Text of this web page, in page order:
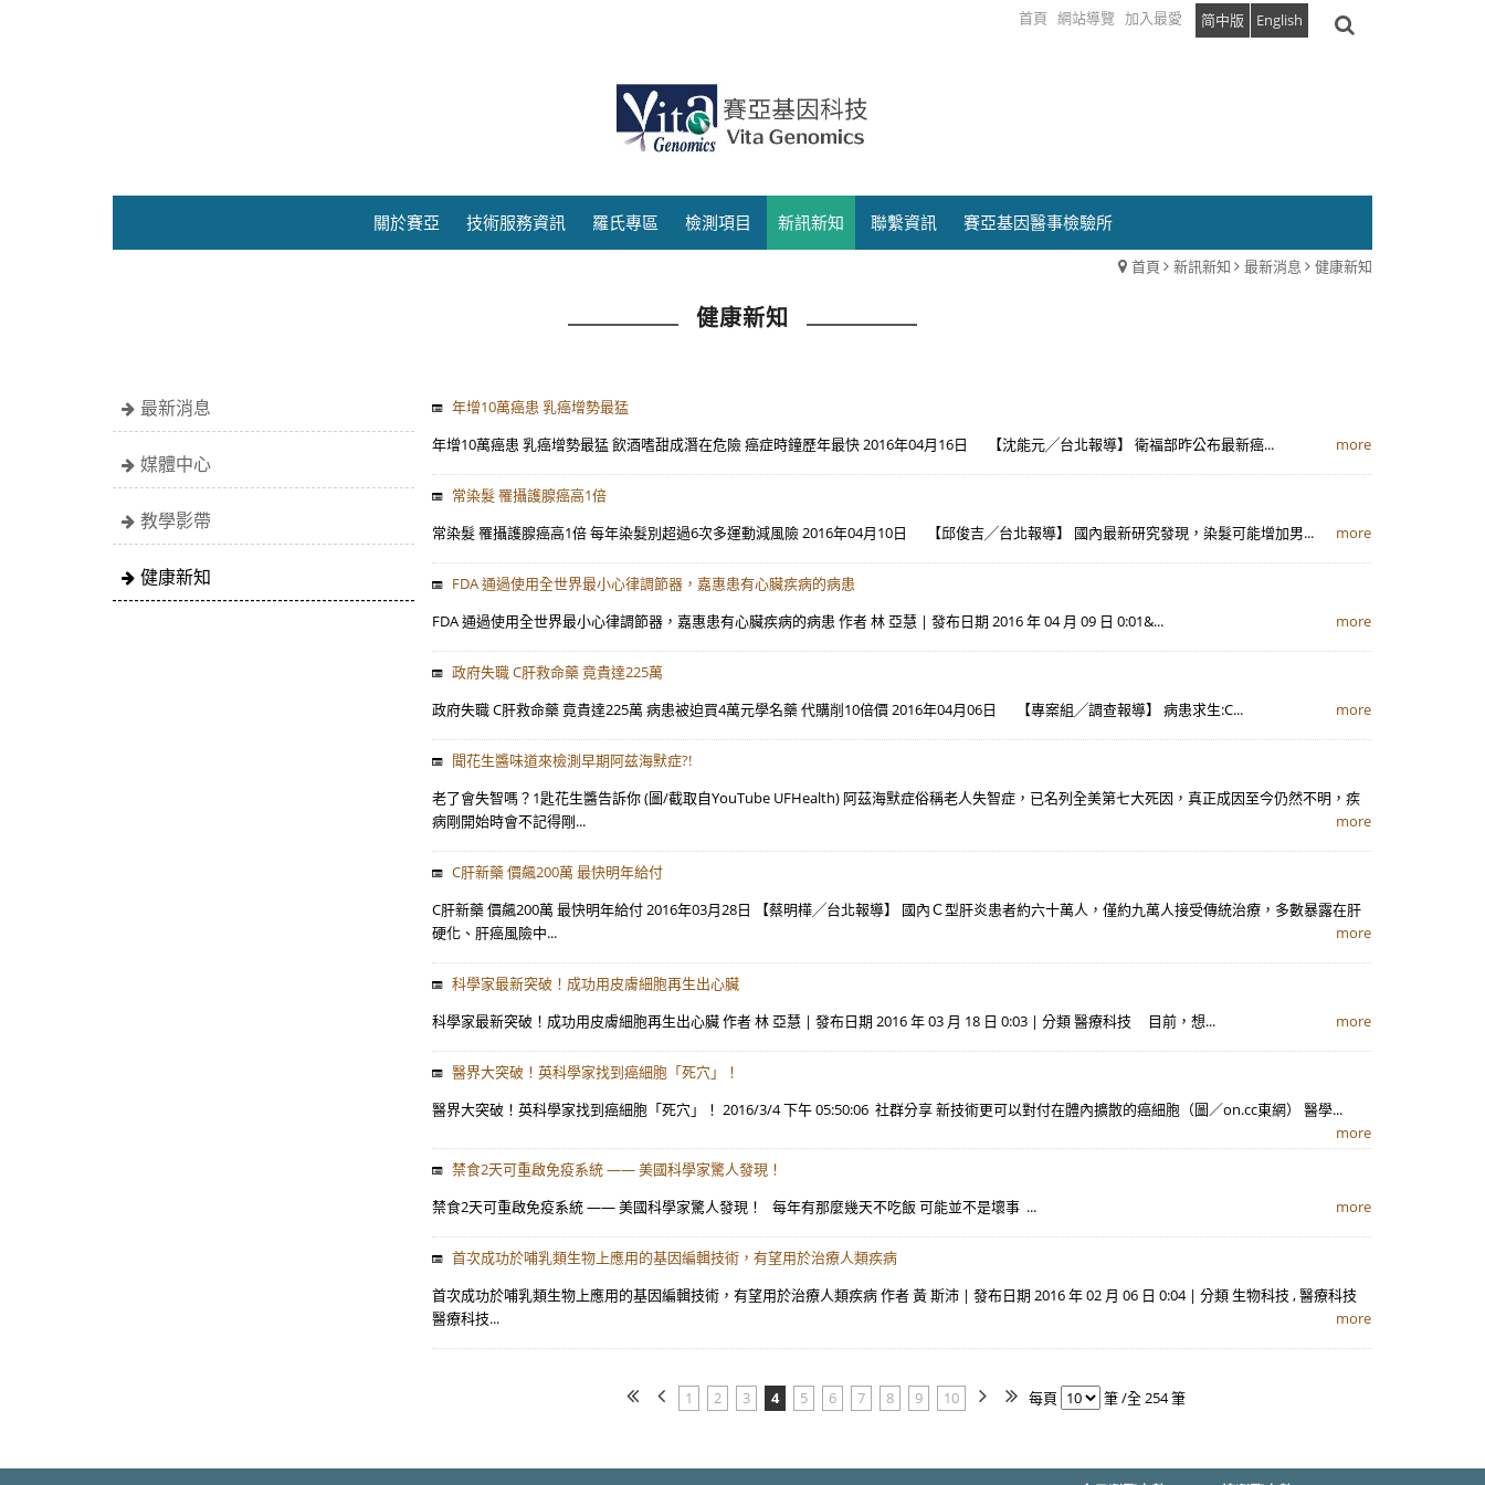
首頁 網站導覽 加入最愛 简中版 English
關於賽亞 技術服務資訊 羅氏專區 檢測項目 新訊新知 聯繫資訊 賽亞基因醫事檢驗所
首頁 新訊新知 最新消息 健康新知
健康新知
最新消息
媒體中心
教學影帶
健康新知
年增10萬癌患 乳癌增勢最猛
年增10萬癌患 乳癌增勢最猛 飲酒嗜甜成潛在危險 癌症時鐘歷年最快 2016年04月16日 【沈能元╱台北報導】 衛福部昨公布最新癌...
more
常染髮 罹攝護腺癌高1倍
常染髮 罹攝護腺癌高1倍 每年染髮別超過6次多運動減風險 2016年04月10日 【邱俊吉╱台北報導】 國內最新研究發現，染髮可能增加男...
more
FDA 通過使用全世界最小心律調節器，嘉惠患有心臟疾病的病患
FDA 通過使用全世界最小心律調節器，嘉惠患有心臟疾病的病患 作者 林 亞慧 | 發布日期 2016 年 04 月 09 日 0:01&...
more
政府失職 C肝救命藥 竟貴達225萬
政府失職 C肝救命藥 竟貴達225萬 病患被迫買4萬元學名藥 代購削10倍價 2016年04月06日 【專案組╱調查報導】 病患求生:C...
more
聞花生醬味道來檢測早期阿兹海默症?!
​老了會失智嗎？1匙花生醬告訴你 (圖/截取自YouTube UFHealth) 阿茲海默症俗稱老人失智症，已名列全美第七大死因，真正成因至今仍然不明，疾
病剛開始時會不記得剛...
more
C肝新藥 價飆200萬 最快明年給付
C肝新藥 價飆200萬 最快明年給付 2016年03月28日 【蔡明樺╱台北報導】 國內Ｃ型肝炎患者約六十萬人，僅約九萬人接受傳統治療，多數暴露在肝
硬化、肝癌風險中...
more
科學家最新突破！成功用皮膚細胞再生出心臟
科學家最新突破！成功用皮膚細胞再生出心臟 作者 林 亞慧 | 發布日期 2016 年 03 月 18 日 0:03 | 分類 醫療科技 目前，想...
more
醫界大突破！英科學家找到癌細胞「死穴」！
醫界大突破！英科學家找到癌細胞「死穴」！ 2016/3/4 下午 05:50:06 社群分享 新技術更可以對付在體內擴散的癌細胞（圖／on.cc東網） 醫學...
more
禁食2天可重啟免疫系統 —— 美國科學家驚人發現！
禁食2天可重啟免疫系統 —— 美國科學家驚人發現！ 每年有那麼幾天不吃飯 可能並不是壞事 ...
more
首次成功於哺乳類生物上應用的基因編輯技術，有望用於治療人類疾病
首次成功於哺乳類生物上應用的基因編輯技術，有望用於治療人類疾病 作者 黃 斯沛 | 發布日期 2016 年 02 月 06 日 0:04 | 分類 生物科技 , 醫療科技
醫療科技...
more
1 2 3 4 5 6 7 8 9 10 每頁 筆 /全 254 筆